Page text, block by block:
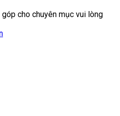
cho chuyên mục vui lòng